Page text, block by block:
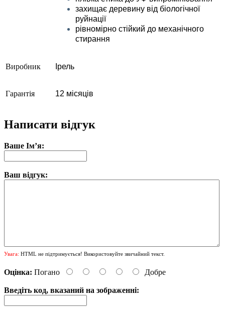
захищає деревину від біологічної
руйнації
рівномірно стійкий до механічного
стирання
Виробник Ірель
Гарантія 12 місяців
Написати відгук
Ваше Ім’я:
Ваш відгук:
Увага: HTML не підтримується! Використовуйте звичайний текст.
Оцінка: Погано Добре
Введіть код, вказаний на зображенні: